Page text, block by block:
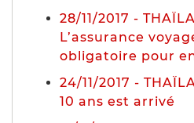
28/11/2017 -
L’assurance
obligatoire pour
24/11/2017 -
10 ans est arrivé